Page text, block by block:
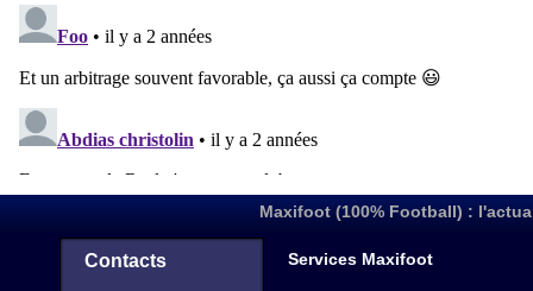
Maxifoot (100% Football) :
Contacts Services Maxifoot